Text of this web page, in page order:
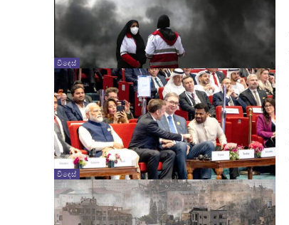
විදෙස්
විදෙස්